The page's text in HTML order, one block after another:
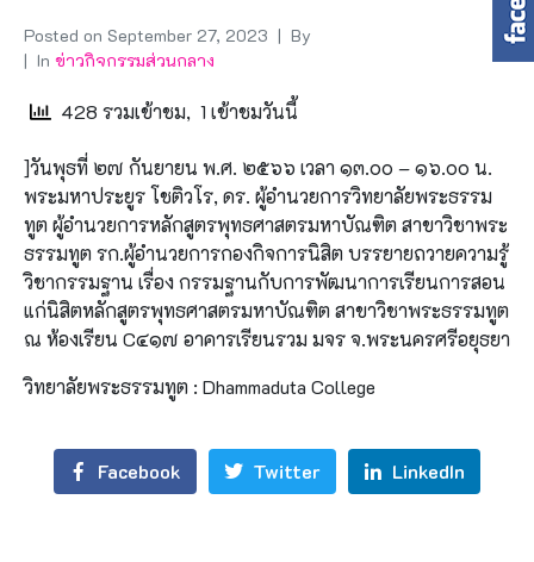
Posted on September 27, 2023
By
In ข่าวกิจกรรมส่วนกลาง
428 รวมเข้าชม, 1 เข้าชมวันนี้
]วันพุธที่ ๒๗ กันยายน พ.ศ. ๒๕๖๖ เวลา ๑๓.๐๐ – ๑๖.๐๐ น.
พระมหาประยูร โชติวโร, ดร. ผู้อำนวยการวิทยาลัยพระธรรม
ทูต ผู้อำนวยการหลักสูตรพุทธศาสตรมหาบัณฑิต สาขาวิชาพระ
ธรรมทูต รก.ผู้อำนวยการกองกิจการนิสิต บรรยายถวายความรู้
วิชากรรมฐาน เรื่อง กรรมฐานกับการพัฒนาการเรียนการสอน
แก่นิสิตหลักสูตรพุทธศาสตรมหาบัณฑิต สาขาวิชาพระธรรมทูต
ณ ห้องเรียน C๔๑๗ อาคารเรียนรวม มจร จ.พระนครศรีอยุธยา
วิทยาลัยพระธรรมทูต : Dhammaduta College
Facebook Twitter LinkedIn